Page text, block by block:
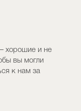
хорошие и не
вы могли
к нам за